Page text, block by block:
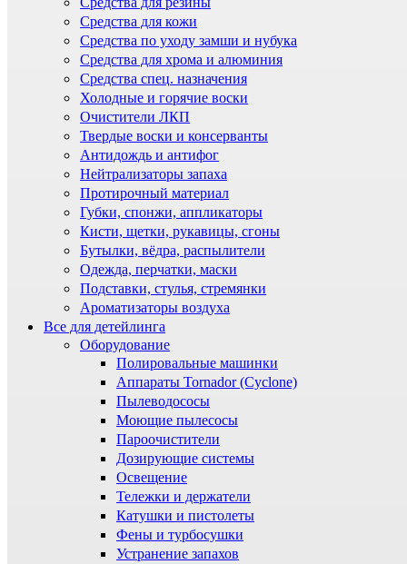
Средства для кожи
Средства по уходу замши и нубука
Средства для хрома и алюминия
Средства спец. назначения
Холодные и горячие воски
Очистители ЛКП
Твердые воски и консерванты
Антидождь и антифог
Нейтрализаторы запаха
Протирочный материал
Губки, спонжи, аппликаторы
Кисти, щетки, рукавицы, сгоны
Бутылки, вёдра, распылители
Одежда, перчатки, маски
Подставки, стулья, стремянки
Ароматизаторы воздуха
Все для детейлинга
Оборудование
Полировальные машинки
Аппараты Tornador (Cyclone)
Пылеводососы
Моющие пылесосы
Пароочистители
Дозирующие системы
Освещение
Тележки и держатели
Катушки и пистолеты
Фены и турбосушки
Устранение запахов